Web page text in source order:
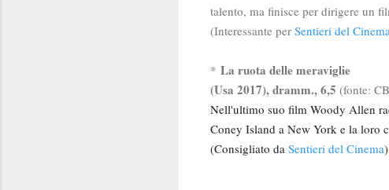
talento, ma finisce per dirigere un
(Interessante per Sentieri del Cinema
* La ruota delle meraviglie
(Usa 2017), dramm., 6,5 (fonte:
Nell'ultimo suo film Woody Allen
Coney Island a New York e la loro
(Consigliato da Sentieri del Cinema)